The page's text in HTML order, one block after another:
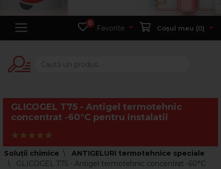
0
Favorite Coșul meu (0)
GLICOGEL T75 - Antigel termotehnic
concentrat -60°C pentru instalatii
Soluții chimice
ANTIGELURI termotehnice speciale
GLICOGEL T75 - Antigel termotehnic concentrat -60°C